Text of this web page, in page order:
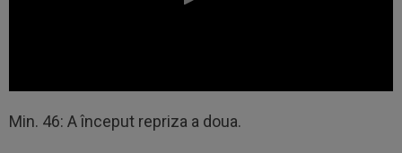
Min. 46: A început repriza a doua.